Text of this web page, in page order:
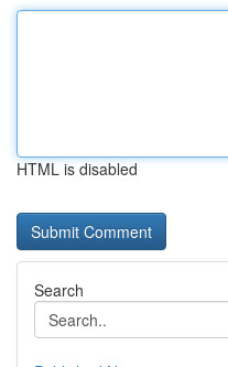
HTML is disabled
Search